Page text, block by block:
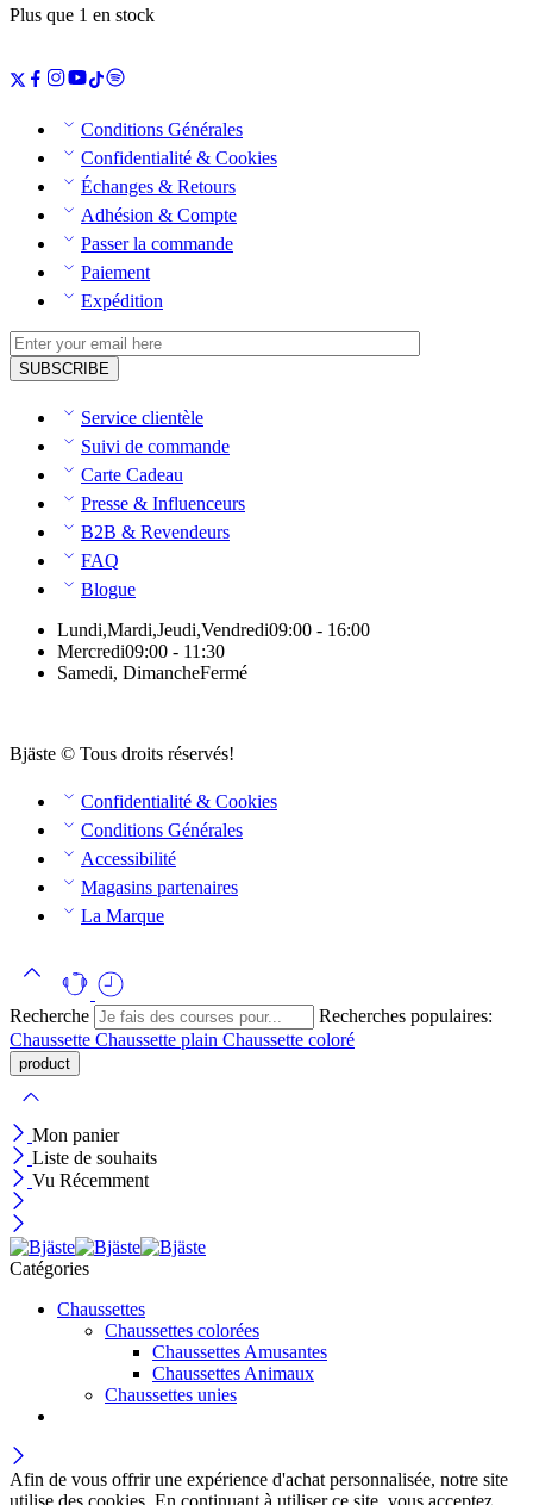
Plus que 1 en stock
Conditions Générales
Confidentialité & Cookies
Échanges & Retours
Adhésion & Compte
Passer la commande
Paiement
Expédition
Service clientèle
Suivi de commande
Carte Cadeau
Presse & Influenceurs
B2B & Revendeurs
FAQ
Blogue
Lundi,Mardi,Jeudi,Vendredi09:00 - 16:00
Mercredi09:00 - 11:30
Samedi, DimancheFermé
Bjäste © Tous droits réservés!
Confidentialité & Cookies
Conditions Générales
Accessibilité
Magasins partenaires
La Marque
Recherche
Recherches populaires:
Chaussette Chaussette plain Chaussette coloré
Mon panier
Liste de souhaits
Vu Récemment
Catégories
Chaussettes
Chaussettes colorées
Chaussettes Amusantes
Chaussettes Animaux
Chaussettes unies
Afin de vous offrir une expérience d'achat personnalisée, notre site
utilise des cookies. En continuant à utiliser ce site, vous acceptez